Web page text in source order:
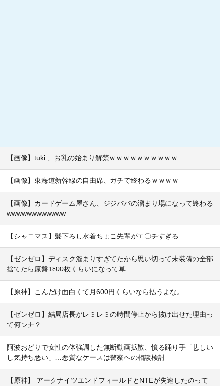
【画像】tuki.、お乳の始まり解禁ｗｗｗｗｗｗｗｗｗｗ
【画像】東海道新幹線の自由席、ガチで終わるｗｗｗｗ
【画像】カードゲーム屋さん、ジジババの溜まり場になって終わる
wwwwwwwwwwww
【シャニマス】髪下ろし水着ちょこ先輩がエ〇チすぎる
【ゼンゼロ】ディスク溜まりすぎてたから思い切って未装備の全部
捨てたら原盤1800枚くらいになって草
【原神】こんだけ面白くて月600円くらいなら払うよな。
【ゼンゼロ】結局店長がレミレミの時間停止から抜け出せた理由っ
て何ンナ？
阿波おどりで女性の体強調した無断動画拡散、憤る踊り手「悲しい
し気持ち悪い」…悪質なケースは警察への相談検討
【原神】 アークナイツエンドフィールドとNTEが失速したのって